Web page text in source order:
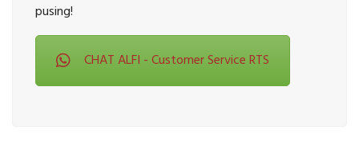
pusing!
CHAT ALFI - Customer Service RTS